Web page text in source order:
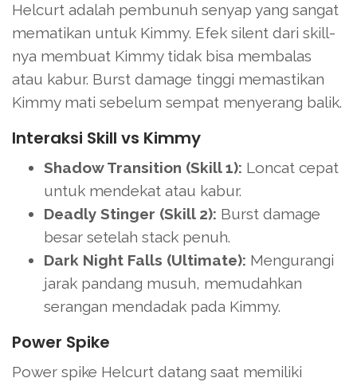
Helcurt adalah pembunuh senyap yang sangat
mematikan untuk Kimmy. Efek silent dari skill-
nya membuat Kimmy tidak bisa membalas
atau kabur. Burst damage tinggi memastikan
Kimmy mati sebelum sempat menyerang balik.
Interaksi Skill vs Kimmy
Shadow Transition (Skill 1): Loncat cepat
untuk mendekat atau kabur.
Deadly Stinger (Skill 2): Burst damage
besar setelah stack penuh.
Dark Night Falls (Ultimate): Mengurangi
jarak pandang musuh, memudahkan
serangan mendadak pada Kimmy.
Power Spike
Power spike Helcurt datang saat memiliki